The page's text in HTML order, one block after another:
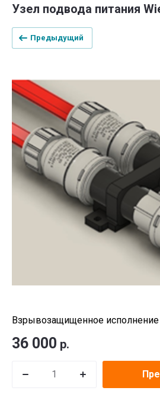
Узел подвода питания
Предыдущий
Взрывозащищенное исполнение
36 000 р.